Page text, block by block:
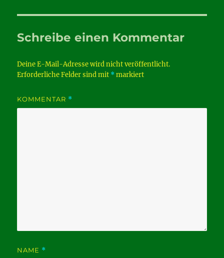
Schreibe einen Kommentar
Deine E-Mail-Adresse wird nicht veröffentlicht.
Erforderliche Felder sind mit *markiert
KOMMENTAR *
NAME *